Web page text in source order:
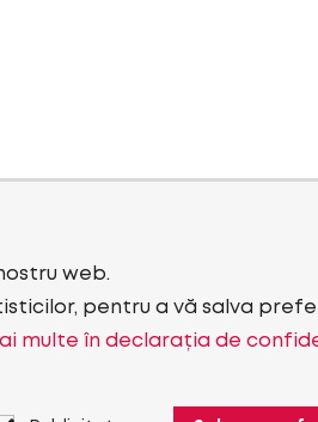
web.
pentru a vă salva
multe în declarația de